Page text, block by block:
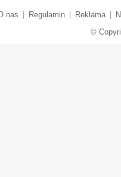
nas Regulamin Reklama
©